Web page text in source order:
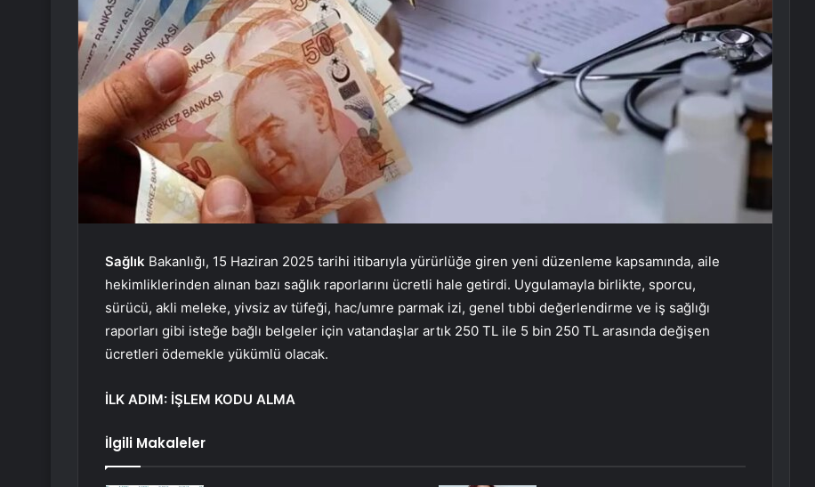
Sağlık Bakanlığı, 15 Haziran 2025 tarihi itibarıyla yürürlüğe giren yeni düzenleme kapsamında, aile
hekimliklerinden alınan bazı sağlık raporlarını ücretli hale getirdi. Uygulamayla birlikte, sporcu,
sürücü, akli meleke, yivsiz av tüfeği, hac/umre parmak izi, genel tıbbi değerlendirme ve iş sağlığı
raporları gibi isteğe bağlı belgeler için vatandaşlar artık 250 TL ile 5 bin 250 TL arasında değişen
ücretleri ödemekle yükümlü olacak.
İLK ADIM: İŞLEM KODU ALMA
İlgili Makaleler